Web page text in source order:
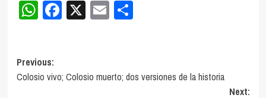
WhatsApp
Facebook
X EmailCompartir
Post
navigation
Previous:
Colosio vivo; Colosio muerto; dos versiones de la historia
Next: